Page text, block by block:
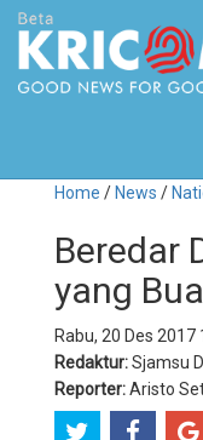
Home / News /
Beredar
yang
Rabu, 20 Des 2017
Redaktur:Sjamsu
Reporter:Aristo